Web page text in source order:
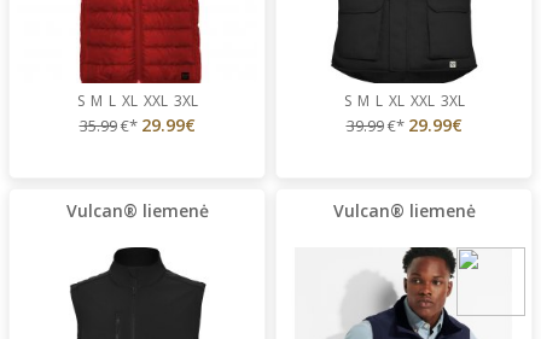
S M L XL XXL 3XL
35.99€* 29.99€
S M L XL XXL 3XL
39.99€* 29.99€
Vulcan® liemenė Vulcan® liemenė